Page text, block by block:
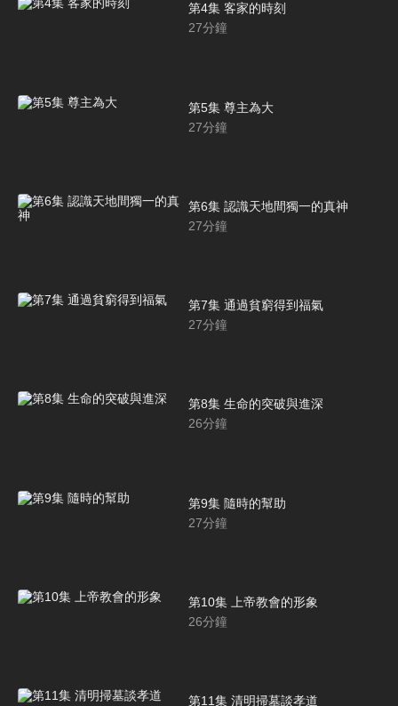
第4集 客家的時刻
27分鐘
第5集 尊主為大
27分鐘
第6集 認識天地間獨一的真神
27分鐘
第7集 通過貧窮得到福氣
27分鐘
第8集 生命的突破與進深
26分鐘
第9集 隨時的幫助
27分鐘
第10集 上帝教會的形象
26分鐘
第11集 清明掃墓談孝道